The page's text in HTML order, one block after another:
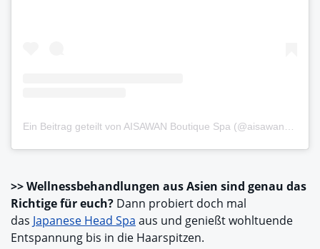
>> Wellnessbehandlungen aus Asien sind genau das
Richtige für euch? Dann probiert doch mal
das Japanese Head Spa aus und genießt wohltuende
Entspannung bis in die Haarspitzen.